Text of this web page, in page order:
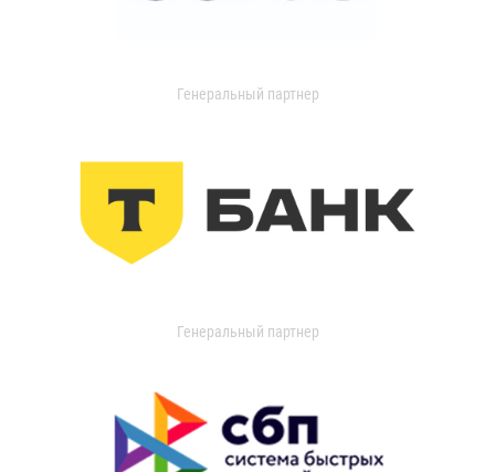
Генеральный партнер
Генеральный партнер